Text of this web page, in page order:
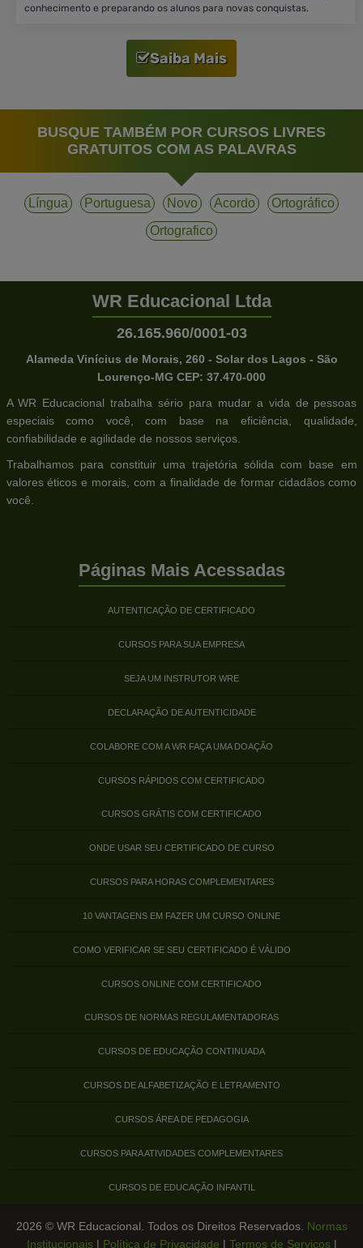
conhecimento e preparando os alunos para novas conquistas.
Saiba Mais
BUSQUE TAMBÉM POR CURSOS LIVRES
GRATUITOS COM AS PALAVRAS
Língua Portuguesa Novo Acordo
Ortográfico
Ortografico
WR Educacional Ltda
26.165.960/0001-03
Alameda Vinícius de Morais, 260 - Solar dos Lagos - São
Lourenço-MG CEP: 37.470-000
A WR Educacional trabalha sério para mudar a vida de pessoas
especiais como você, com base na eficiência, qualidade,
confiabilidade e agilidade de nossos serviços.
Trabalhamos para constituir uma trajetória sólida com base em
valores éticos e morais, com a finalidade de formar cidadãos como
você.
Páginas Mais Acessadas
AUTENTICAÇÃO DE CERTIFICADO
CURSOS PARA SUA EMPRESA
SEJA UM INSTRUTOR WRE
DECLARAÇÃO DE AUTENTICIDADE
COLABORE COM A WR FAÇA UMA DOAÇÃO
CURSOS RÁPIDOS COM CERTIFICADO
CURSOS GRÁTIS COM CERTIFICADO
ONDE USAR SEU CERTIFICADO DE CURSO
CURSOS PARA HORAS COMPLEMENTARES
10 VANTAGENS EM FAZER UM CURSO ONLINE
COMO VERIFICAR SE SEU CERTIFICADO É VÁLIDO
CURSOS ONLINE COM CERTIFICADO
CURSOS DE NORMAS REGULAMENTADORAS
CURSOS DE EDUCAÇÃO CONTINUADA
CURSOS DE ALFABETIZAÇÃO E LETRAMENTO
CURSOS ÁREA DE PEDAGOGIA
CURSOS PARA ATIVIDADES COMPLEMENTARES
CURSOS DE EDUCAÇÃO INFANTIL
2026 © WR Educacional. Todos os Direitos Reservados. Normas
Institucionais| Política de Privacidade | Termos de Serviços|